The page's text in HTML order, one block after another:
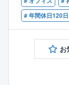
https://
★充実の福利
祝い金や時間
ームホリデー
仕事の両立を
■同社の魅力
・案件数が多
・2024年度
手当等福利厚
# 年間休日120
お